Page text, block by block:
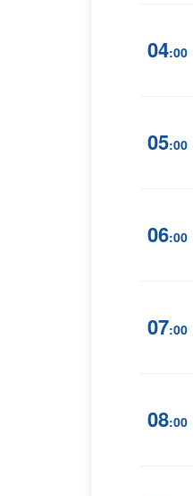
04:00
05:00
06:00
07:00
08:00